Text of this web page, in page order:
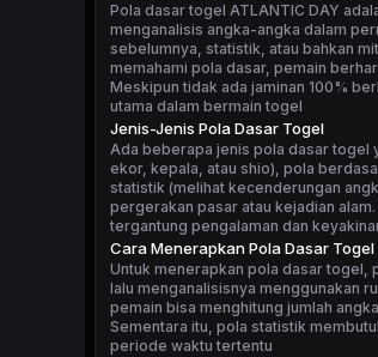
Pola dasar togel ATLANTIC DAY
menganalisis angka-angka dalam
sebelumnya, statistik, atau bahkan
memahami pola dasar, pemain
Meskipun tidak ada jaminan 100%
utama dalam bermain togel
Jenis-Jenis Pola Dasar Togel
Ada beberapa jenis pola dasar togel
ekor, kepala, atau shio), pola
statistik (melihat kecenderungan
pergerakan pasar atau kejadian
tergantung pengalaman dan
Cara Menerapkan Pola Dasar Togel
Untuk menerapkan pola dasar togel,
lalu menganalisisnya menggunakan
pemain bisa menghitung jumlah
Sementara itu, pola statistik
periode waktu tertentu